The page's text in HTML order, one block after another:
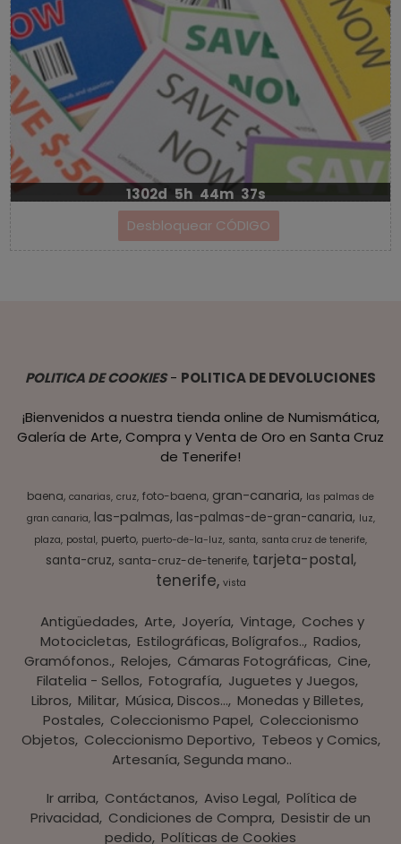
1302d 5h 44m 37s
POLITICA DE COOKIES- POLITICA DE DEVOLUCIONES
¡Bienvenidos a nuestra tienda online de Numismática,
Galería de Arte, Compra y Venta de Oro en Santa Cruz
de Tenerife!
baena canarias cruz foto-baena gran-canaria las palmas de
gran canaria las-palmas las-palmas-de-gran-canaria luz
plaza postal puerto puerto-de-la-luz santa santa cruz de tenerife
santa-cruz santa-cruz-de-tenerife tarjeta-postal
tenerife vista
Antigüedades Arte Joyería Vintage Coches y
Motocicletas Estilográficas, Bolígrafos.. Radios,
Gramófonos. Relojes Cámaras Fotográficas Cine
Filatelia - Sellos Fotografía Juguetes y Juegos
Libros Militar Música, Discos... Monedas y Billetes
Postales Coleccionismo Papel Coleccionismo
Objetos Coleccionismo Deportivo Tebeos y Comics
Artesanía, Segunda mano..
Ir arriba Contáctanos Aviso Legal Política de
Privacidad Condiciones de Compra Desistir de un
pedido Políticas de Cookies